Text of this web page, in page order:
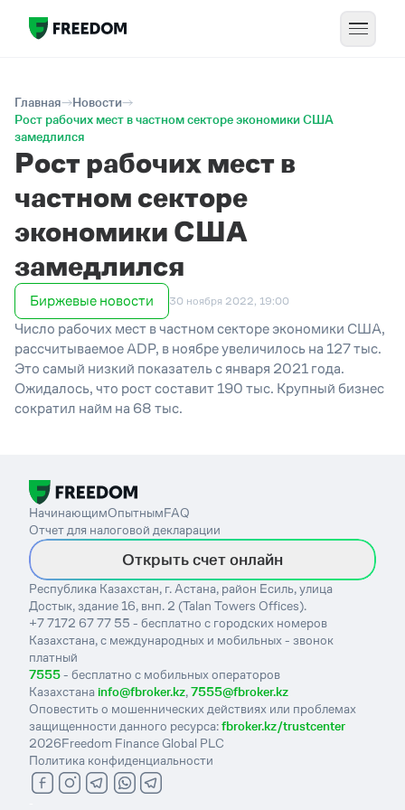
Главная
Новости
Рост рабочих мест в частном секторе экономики США
замедлился
Рост рабочих мест в
частном секторе
экономики США
замедлился
Биржевые новости 30 ноября 2022, 19:00
Число рабочих мест в частном секторе экономики США,
рассчитываемое ADP, в ноябре увеличилось на 127 тыс.
Это самый низкий показатель с января 2021 года.
Ожидалось, что рост составит 190 тыс. Крупный бизнес
сократил найм на 68 тыс.
НачинающимОпытнымFAQ
Отчет для налоговой декларации
Открыть счет онлайн
Республика Казахстан, г. Астана, район Есиль, улица
Достык, здание 16, внп. 2 (Talan Towers Offices).
+7 7172 67 77 55 - бесплатно с городских номеров
Казахстана, с международных и мобильных - звонок
платный
7555- бесплатно с мобильных операторов
Казахстанаinfo@fbroker.kz,7555@fbroker.kz
Оповестить о мошеннических действиях или проблемах
защищенности данного ресурса:fbroker.kz/trustcenter
2026Freedom Finance Global PLC
Политика конфиденциальности